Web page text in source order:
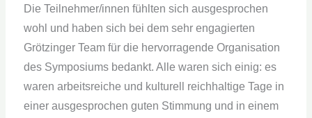
Die Teilnehmer/innen fühlten sich ausgesprochen
wohl und haben sich bei dem sehr engagierten
Grötzinger Team für die hervorragende Organisation
des Symposiums bedankt. Alle waren sich einig: es
waren arbeitsreiche und kulturell reichhaltige Tage in
einer ausgesprochen guten Stimmung und in einem